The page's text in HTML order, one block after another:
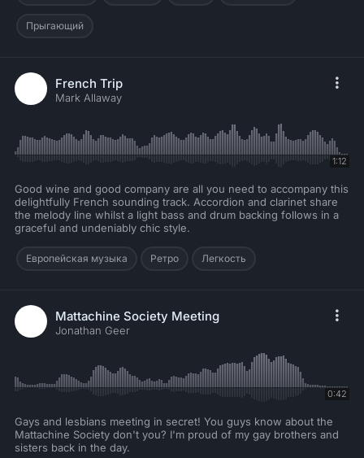
Прыгающий
French Trip
Mark Allaway
1:12
Good wine and good company are all you need to accompany this
delightfully French sounding track. Accordion and clarinet share
the melody line whilst a light bass and drum backing follows in a
graceful and undeniably chic style.
Европейская музыка Ретро Легкость
Mattachine Society Meeting
Jonathan Geer
0:42
Gays and lesbians meeting in secret! You guys know about the
Mattachine Society don't you? I'm proud of my gay brothers and
sisters back in the day.